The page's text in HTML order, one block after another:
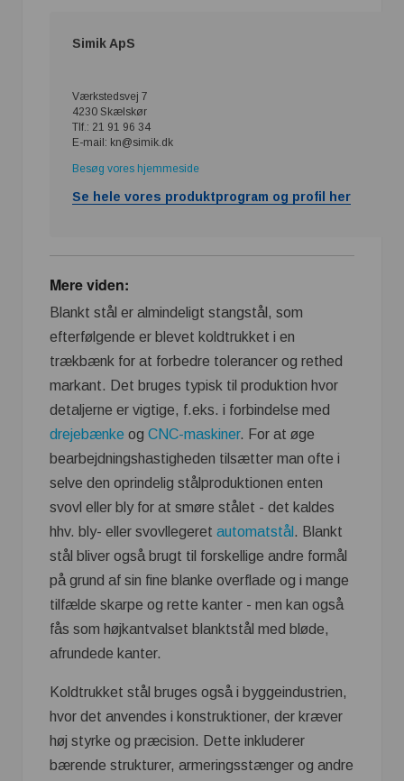
Simik ApS
Værkstedsvej 7
4230 Skælskør
Tlf.: 21 91 96 34
E-mail: kn@simik.dk
Besøg vores hjemmeside
Se hele vores produktprogram og profil her
Mere viden:
Blankt stål er almindeligt stangstål, som
efterfølgende er blevet koldtrukket i en
trækbænk for at forbedre tolerancer og rethed
markant. Det bruges typisk til produktion hvor
detaljerne er vigtige, f.eks. i forbindelse med
drejebænke og CNC-maskiner. For at øge
bearbejdningshastigheden tilsætter man ofte i
selve den oprindelig stålproduktionen enten
svovl eller bly for at smøre stålet - det kaldes
hhv. bly- eller svovllegeret automatstål . Blankt
stål bliver også brugt til forskellige andre formål
på grund af sin fine blanke overflade og i mange
tilfælde skarpe og rette kanter - men kan også
fås som højkantvalset blanktstål med bløde,
afrundede kanter.
Koldtrukket stål bruges også i byggeindustrien,
hvor det anvendes i konstruktioner, der kræver
høj styrke og præcision. Dette inkluderer
bærende strukturer, armeringsstænger og andre